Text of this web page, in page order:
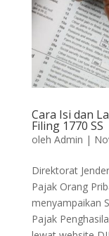
Cara Isi dan
Filing 1770 SS
oleh Admin |
Direktorat
Pajak Orang
menyampaikan
Pajak